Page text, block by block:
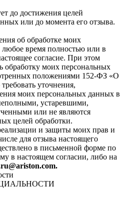
до достижения целей
или до момента его отзыва.
об обработке моих
любое время полностью или в
согласие. При этом
обработку моих персональных
положениями 152-ФЗ «О
требовать уточнения,
моих персональных данных в
устаревшими,
или не являются
целей обработки.
и защиты моих прав и
для отзыва настоящего
в письменной форме по
в настоящем согласии, либо на